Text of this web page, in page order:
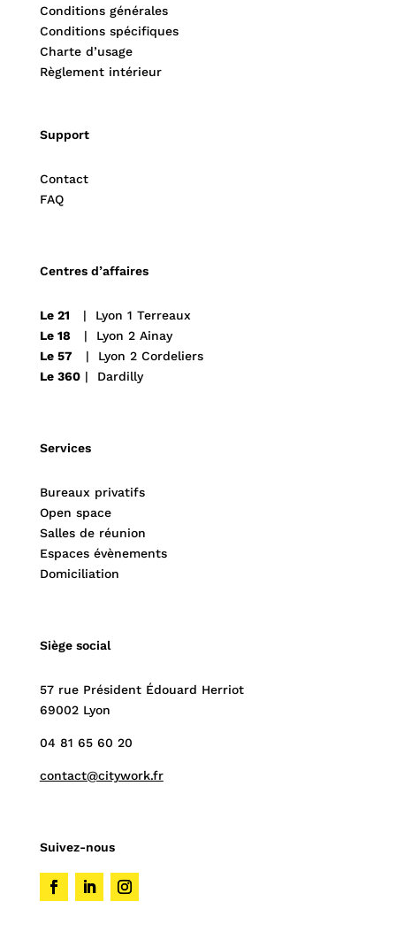
Conditions générales
Conditions spécifiques
Charte d’usage
Règlement intérieur
Support
Contact
FAQ
Centres d’affaires
Le 21 | Lyon 1 Terreaux
Le 18| Lyon 2 Ainay
Le 57 | Lyon 2 Cordeliers
Le 360| Dardilly
Services
Bureaux privatifs
Open space
Salles de réunion
Espaces évènements
Domiciliation
Siège social
57 rue Président Édouard Herriot
69002 Lyon
04 81 65 60 20
contact@citywork.fr
Suivez-nous